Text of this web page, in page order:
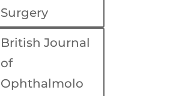
Surgery
British Journal
of
Ophthalmolo